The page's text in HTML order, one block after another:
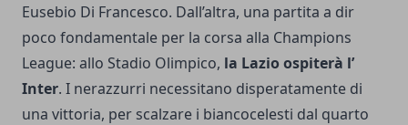
Eusebio Di Francesco. Dall’altra, una partita a dir
poco fondamentale per la corsa alla Champions
League: allo Stadio Olimpico, la Lazio ospiterà l’
Inter. I nerazzurri necessitano disperatamente di
una vittoria, per scalzare i biancocelesti dal quarto